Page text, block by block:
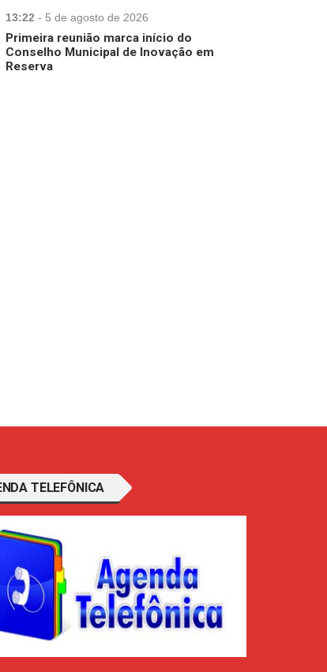
13:22 - 5 de agosto de 2026
Primeira reunião marca início do
Conselho Municipal de Inovação em
Reserva
TELEFÔNICA